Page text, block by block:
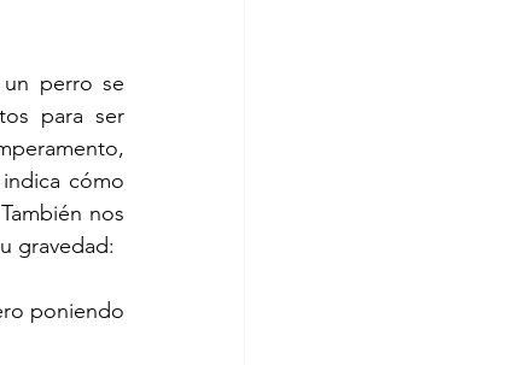
un perro se
para ser
cómo
nos
gravedad:
poniendo